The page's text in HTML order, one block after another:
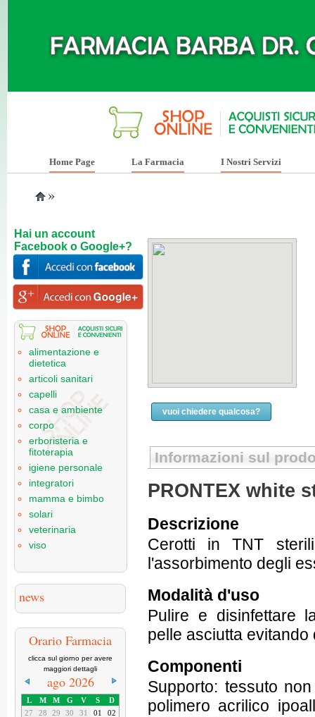
Hai un account
Facebook o Google+?
alimentazione e
dietetica
articoli sanitari
capelli
casa e ambiente
corpo
erboristeria e
fitoterapia
igiene personale
integratori
mamma e bimbo
solari
veterinaria
viso
news
Orario Farmacia
clicca sul giorno per avere
maggiori dettagli
ago 2026
L M M G V S
D
27
28 29 30 31 01
02
Home Page La Farmacia I Nostri Servizi
»
vuoi chiedere qualcosa?
Informazioni sul
PRONTEX white
Descrizione
Cerotti in TNT
l'assorbimento degli
Modalità d'uso
Pulire e disinfettare
pelle asciutta
Componenti
Supporto: tessuto
polimero acrilico